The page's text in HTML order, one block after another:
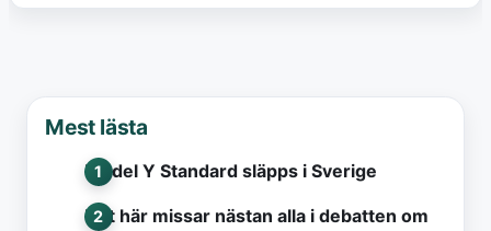
Mest lästa
Model Y Standard släpps i Sverige
Det här missar nästan alla i debatten om